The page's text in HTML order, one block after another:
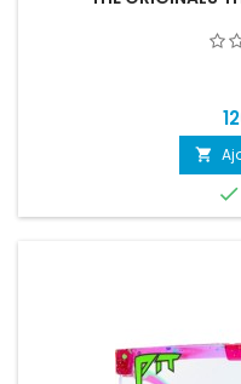

